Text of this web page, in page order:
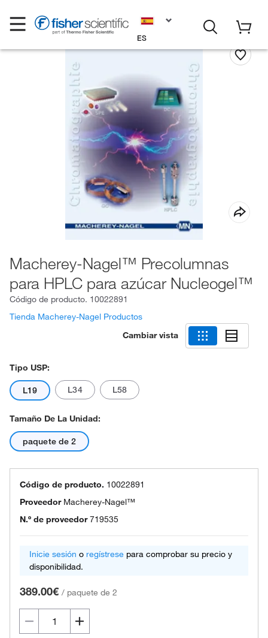
ES
Macherey-Nagel™ Precolumnas
para HPLC para azúcar Nucleogel™
Código de producto. 10022891
Tienda Macherey-Nagel Productos
Cambiar vista
Tipo USP:
L19 L34 L58
Tamaño De La Unidad:
paquete de 2
Código de producto. 10022891
Proveedor Macherey-Nagel™
N.º de proveedor 719535
Inicie sesión o regístrese para comprobar su precio y
disponibilidad.
389.00€ / paquete de 2